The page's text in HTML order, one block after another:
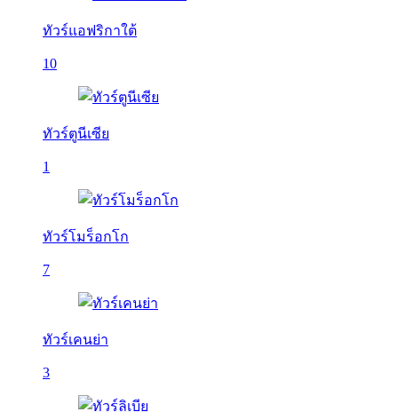
ทัวร์แอฟริกาใต้
10
ทัวร์ตูนีเซีย
1
ทัวร์โมร็อกโก
7
ทัวร์เคนย่า
3